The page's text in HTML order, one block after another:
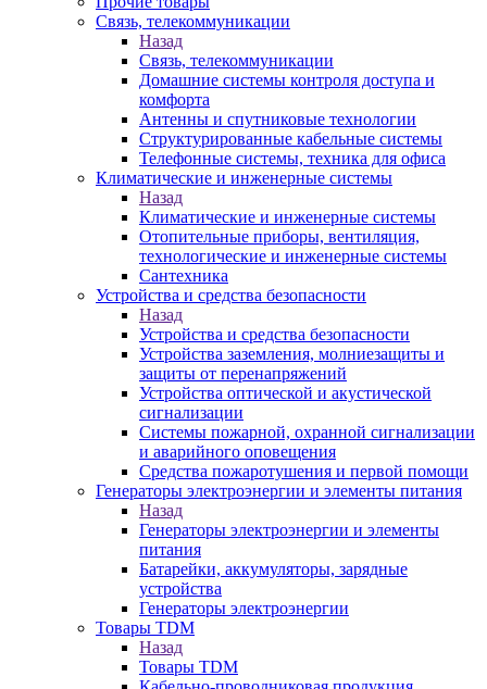
Связь, телекоммуникации
Назад
Связь, телекоммуникации
Домашние системы контроля доступа и
комфорта
Антенны и спутниковые технологии
Структурированные кабельные системы
Телефонные системы, техника для офиса
Климатические и инженерные системы
Назад
Климатические и инженерные системы
Отопительные приборы, вентиляция,
технологические и инженерные системы
Сантехника
Устройства и средства безопасности
Назад
Устройства и средства безопасности
Устройства заземления, молниезащиты и
защиты от перенапряжений
Устройства оптической и акустической
сигнализации
Системы пожарной, охранной сигнализации
и аварийного оповещения
Средства пожаротушения и первой помощи
Генераторы электроэнергии и элементы питания
Назад
Генераторы электроэнергии и элементы
питания
Батарейки, аккумуляторы, зарядные
устройства
Генераторы электроэнергии
Товары TDM
Назад
Товары TDM